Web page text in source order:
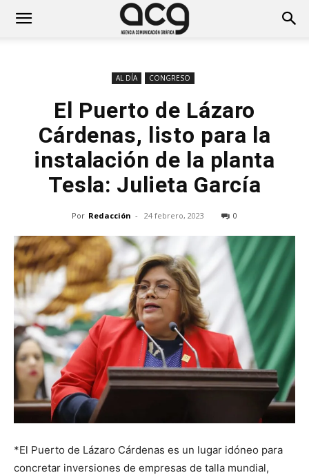
AL DÍA CONGRESO
El Puerto de Lázaro
Cárdenas, listo para la
instalación de la planta
Tesla: Julieta García
Por Redacción - 24 febrero, 2023 0
*El Puerto de Lázaro Cárdenas es un lugar idóneo para
concretar inversiones de empresas de talla mundial,